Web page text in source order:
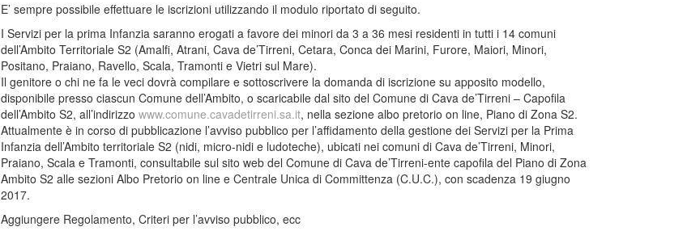
E’ sempre possibile effettuare le iscrizioni utilizzando il modulo riportato di seguito.
I Servizi per la prima Infanzia saranno erogati a favore dei minori da 3 a 36 mesi residenti in tutti i 14 comuni
dell’Ambito Territoriale S2 (Amalfi, Atrani, Cava de’Tirreni, Cetara, Conca dei Marini, Furore, Maiori, Minori,
Positano, Praiano, Ravello, Scala, Tramonti e Vietri sul Mare).
Il genitore o chi ne fa le veci dovrà compilare e sottoscrivere la domanda di iscrizione su apposito modello,
disponibile presso ciascun Comune dell’Ambito, o scaricabile dal sito del Comune di Cava de’Tirreni – Capofila
dell’Ambito S2, all’indirizzo www.comune.cavadetirreni.sa.it, nella sezione albo pretorio on line, Piano di Zona S2.
Attualmente è in corso di pubblicazione l’avviso pubblico per l’affidamento della gestione dei Servizi per la Prima
Infanzia dell’Ambito territoriale S2 (nidi, micro-nidi e ludoteche), ubicati nei comuni di Cava de’Tirreni, Minori,
Praiano, Scala e Tramonti, consultabile sul sito web del Comune di Cava de’Tirreni-ente capofila del Piano di Zona
Ambito S2 alle sezioni Albo Pretorio on line e Centrale Unica di Committenza (C.U.C.), con scadenza 19 giugno
2017.
Aggiungere Regolamento, Criteri per l’avviso pubblico, ecc